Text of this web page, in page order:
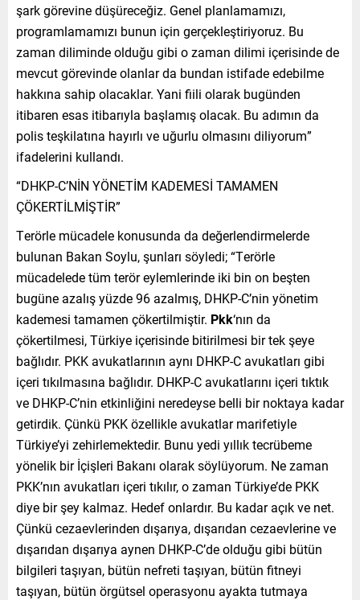
şark görevine düşüreceğiz. Genel planlamamızı,
programlamamızı bunun için gerçekleştiriyoruz. Bu
zaman diliminde olduğu gibi o zaman dilimi içerisinde de
mevcut görevinde olanlar da bundan istifade edebilme
hakkına sahip olacaklar. Yani fiili olarak bugünden
itibaren esas itibarıyla başlamış olacak. Bu adımın da
polis teşkilatına hayırlı ve uğurlu olmasını diliyorum”
ifadelerini kullandı.
“DHKP-C’NİN YÖNETİM KADEMESİ TAMAMEN
ÇÖKERTİLMİŞTİR”
Terörle mücadele konusunda da değerlendirmelerde
bulunan Bakan Soylu, şunları söyledi; “Terörle
mücadelede tüm terör eylemlerinde iki bin on beşten
bugüne azalış yüzde 96 azalmış, DHKP-C’nin yönetim
kademesi tamamen çökertilmiştir. Pkk‘nın da
çökertilmesi, Türkiye içerisinde bitirilmesi bir tek şeye
bağlıdır. PKK avukatlarının aynı DHKP-C avukatları gibi
içeri tıkılmasına bağlıdır. DHKP-C avukatlarını içeri tıktık
ve DHKP-C’nin etkinliğini neredeyse belli bir noktaya kadar
getirdik. Çünkü PKK özellikle avukatlar marifetiyle
Türkiye’yi zehirlemektedir. Bunu yedi yıllık tecrübeme
yönelik bir İçişleri Bakanı olarak söylüyorum. Ne zaman
PKK’nın avukatları içeri tıkılır, o zaman Türkiye’de PKK
diye bir şey kalmaz. Hedef onlardır. Bu kadar açık ve net.
Çünkü cezaevlerinden dışarıya, dışarıdan cezaevlerine ve
dışarıdan dışarıya aynen DHKP-C’de olduğu gibi bütün
bilgileri taşıyan, bütün nefreti taşıyan, bütün fitneyi
taşıyan, bütün örgütsel operasyonu ayakta tutmaya